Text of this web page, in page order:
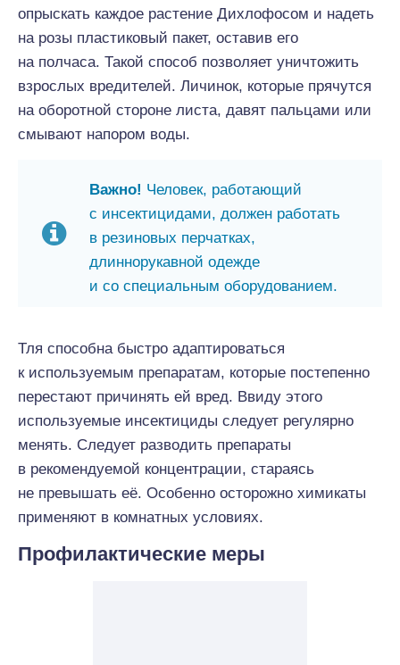
опрыскать каждое растение Дихлофосом и надеть
на розы пластиковый пакет, оставив его
на полчаса. Такой способ позволяет уничтожить
взрослых вредителей. Личинок, которые прячутся
на оборотной стороне листа, давят пальцами или
смывают напором воды.
Важно! Человек, работающий
с инсектицидами, должен работать
в резиновых перчатках,
длиннорукавной одежде
и со специальным оборудованием.
Тля способна быстро адаптироваться
к используемым препаратам, которые постепенно
перестают причинять ей вред. Ввиду этого
используемые инсектициды следует регулярно
менять. Следует разводить препараты
в рекомендуемой концентрации, стараясь
не превышать её. Особенно осторожно химикаты
применяют в комнатных условиях.
Профилактические меры